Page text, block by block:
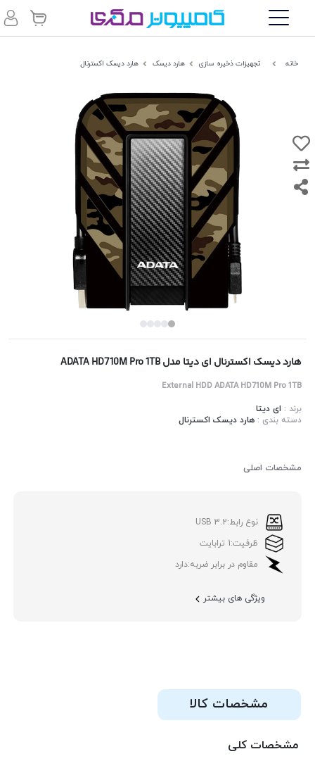
خانه تجهیزات ذخیره سازی هارد دیسک هارد دیسک اکسترنال
هارد دیسک اکسترنال ای دیتا مدل ADATA HD710M Pro 1TB
External HDD ADATA HD710M Pro 1TB
برند : ای دیتا
دسته بندی :هارد دیسک اکسترنال
مشخصات اصلی
نوع رابط:USB 3.2
ظرفیت:1 ترابایت
مقاوم در برابر ضربه:دارد
ویژگی های بیشتر
مشخصات کالا
مشخصات کلی